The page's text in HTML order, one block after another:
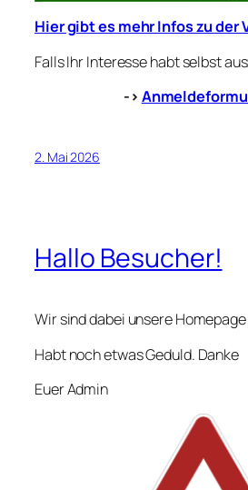
Hier gibt es mehr Infos zu der
Falls Ihr Interesse habt selbst
->
2. Mai 2026
Hallo Besucher!
Wir sind dabei unsere
Habt noch etwas Geduld. Danke
Euer Admin